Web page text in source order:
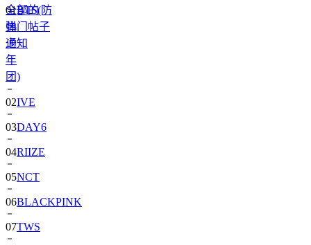
全部的
热门帖子
通知
01BTS(防
弹
少
年
团)
02IVE
03DAY6
04RIIZE
05NCT
06BLACKPINK
07TWS